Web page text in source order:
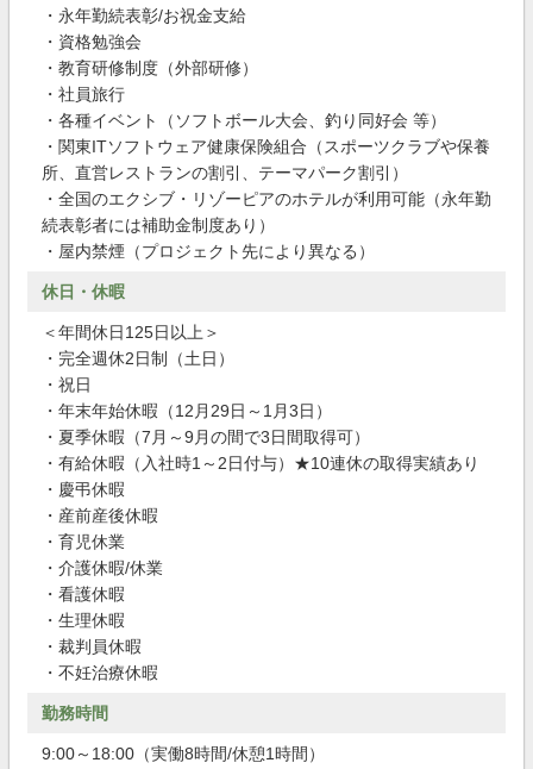
・永年勤続表彰/お祝金支給
・資格勉強会
・教育研修制度（外部研修）
・社員旅行
・各種イベント（ソフトボール大会、釣り同好会 等）
・関東ITソフトウェア健康保険組合（スポーツクラブや保養
所、直営レストランの割引、テーマパーク割引）
・全国のエクシブ・リゾーピアのホテルが利用可能（永年勤
続表彰者には補助金制度あり）
・屋内禁煙（プロジェクト先により異なる）
休日・休暇
＜年間休日125日以上＞
・完全週休2日制（土日）
・祝日
・年末年始休暇（12月29日～1月3日）
・夏季休暇（7月～9月の間で3日間取得可）
・有給休暇（入社時1～2日付与）★10連休の取得実績あり
・慶弔休暇
・産前産後休暇
・育児休業
・介護休暇/休業
・看護休暇
・生理休暇
・裁判員休暇
・不妊治療休暇
勤務時間
9:00～18:00（実働8時間/休憩1時間）